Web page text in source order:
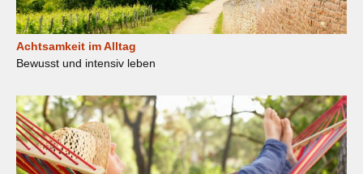
Achtsamkeit im Alltag
Bewusst und intensiv leben